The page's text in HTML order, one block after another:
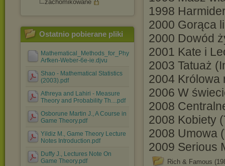
zachomikowane
Ostatnio pobierane pliki
Mathematical_Methods_for_Physicists-
Arfken-Weber-6e-ie.djvu
Shao - Mathematical Statistics
(2003).pdf
Athreya and Lahiri - Measure
Theory and Probability Th....pdf
Osborune Martin J., A Course in
Game Theory.pdf
Yildiz M., Game Theory Lecture
Notes Introduction.pdf
Duffy J., Lectures Note On
Game Theory.pdf
1998
2000 Gorąca
2000 Dowód
2001 Kate i
2003 Tatuaż
2004 Królowa
2006 W
2008
2008 Kobiety
2008 Umowa
2009 Serious
Rich & Famous